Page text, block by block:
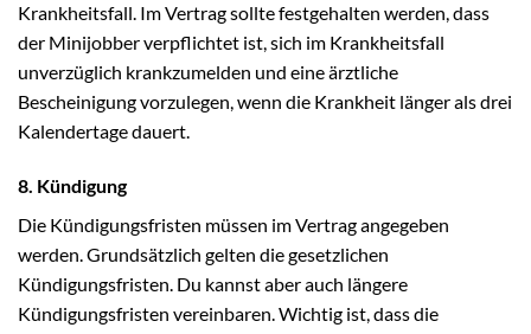
Krankheitsfall. Im Vertrag sollte festgehalten werden, dass
der Minijobber verpflichtet ist, sich im Krankheitsfall
unverzüglich krankzumelden und eine ärztliche
Bescheinigung vorzulegen, wenn die Krankheit länger als drei
Kalendertage dauert.
8. Kündigung
Die Kündigungsfristen müssen im Vertrag angegeben
werden. Grundsätzlich gelten die gesetzlichen
Kündigungsfristen. Du kannst aber auch längere
Kündigungsfristen vereinbaren. Wichtig ist, dass die